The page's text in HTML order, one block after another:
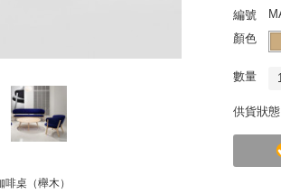
桌（櫸木）
編號
顏色
數量
供貨狀態